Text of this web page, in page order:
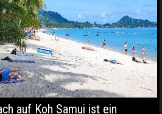
auf Koh Samui ist ein